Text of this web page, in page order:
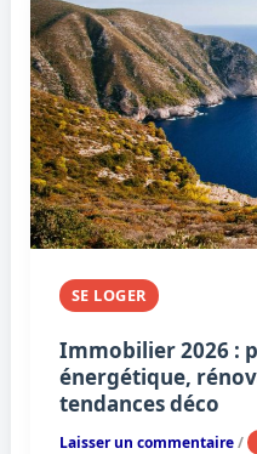
SE LOGER
Immobilier 2026 :
énergétique,
tendances déco
Laisser un commentaire/